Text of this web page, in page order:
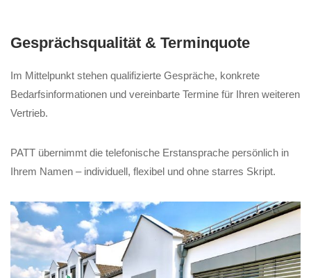
Gesprächsqualität & Terminquote
Im Mittelpunkt stehen qualifizierte Gespräche, konkrete
Bedarfsinformationen und vereinbarte Termine für Ihren weiteren
Vertrieb.
PATT übernimmt die telefonische Erstansprache persönlich in
Ihrem Namen – individuell, flexibel und ohne starres Skript.